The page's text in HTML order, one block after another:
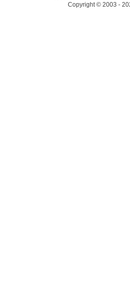
Copyright © 2003 -